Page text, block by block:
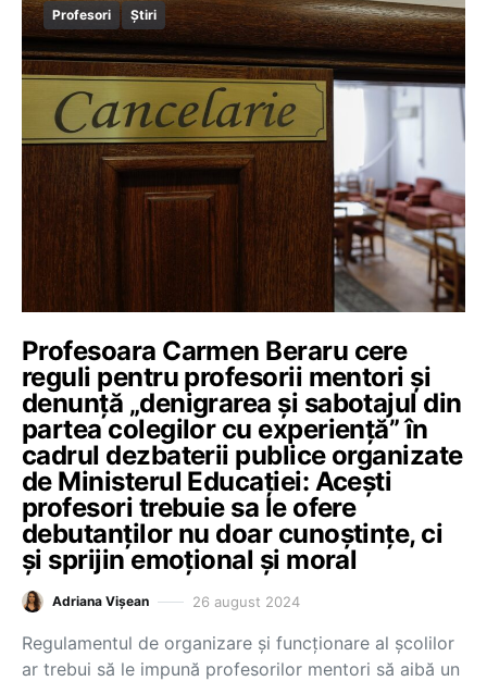
Profesori Știri
Profesoara Carmen Beraru cere
reguli pentru profesorii mentori și
denunță „denigrarea și sabotajul din
partea colegilor cu experiență” în
cadrul dezbaterii publice organizate
de Ministerul Educației: Acești
profesori trebuie sa le ofere
debutanților nu doar cunoștințe, ci
și sprijin emoțional și moral
Adriana Vișean 26 august 2024
Regulamentul de organizare și funcționare al școlilor
ar trebui să le impună profesorilor mentori să aibă un